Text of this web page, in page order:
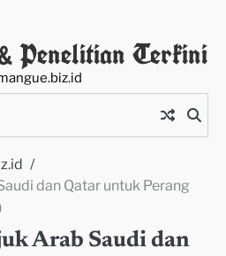
Penelitian Terkini
dan Qatar untuk Perang
Arab Saudi dan